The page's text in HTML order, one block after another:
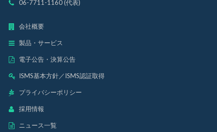
06-7711-1160 (代表)
会社概要
製品・サービス
電子公告・決算公告
ISMS基本方針／ISMS認証取得
プライバシーポリシー
採用情報
ニュース一覧